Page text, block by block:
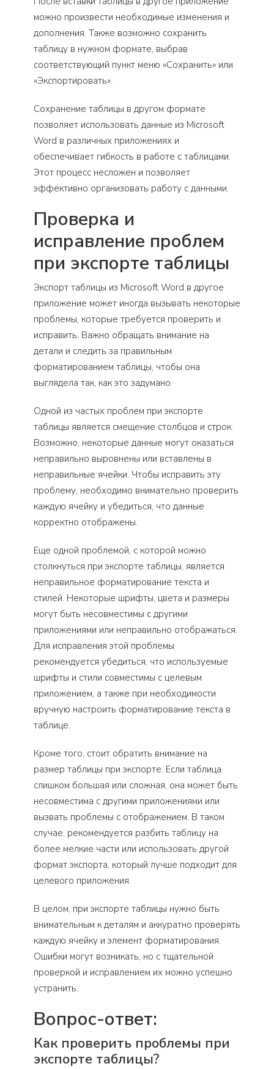
можно произвести необходимые изменения и
дополнения. Также возможно сохранить
таблицу в нужном формате, выбрав
соответствующий пункт меню «Сохранить» или
«Экспортировать».
Сохранение таблицы в другом формате
позволяет использовать данные из Microsoft
Word в различных приложениях и
обеспечивает гибкость в работе с таблицами.
Этот процесс несложен и позволяет
эффективно организовать работу с данными.
Проверка и
исправление проблем
при экспорте таблицы
Экспорт таблицы из Microsoft Word в другое
приложение может иногда вызывать некоторые
проблемы, которые требуется проверить и
исправить. Важно обращать внимание на
детали и следить за правильным
форматированием таблицы, чтобы она
выглядела так, как это задумано.
Одной из частых проблем при экспорте
таблицы является смещение столбцов и строк.
Возможно, некоторые данные могут оказаться
неправильно выровнены или вставлены в
неправильные ячейки. Чтобы исправить эту
проблему, необходимо внимательно проверить
каждую ячейку и убедиться, что данные
корректно отображены.
Еще одной проблемой, с которой можно
столкнуться при экспорте таблицы, является
неправильное форматирование текста и
стилей. Некоторые шрифты, цвета и размеры
могут быть несовместимы с другими
приложениями или неправильно отображаться.
Для исправления этой проблемы
рекомендуется убедиться, что используемые
шрифты и стили совместимы с целевым
приложением, а также при необходимости
вручную настроить форматирование текста в
таблице.
Кроме того, стоит обратить внимание на
размер таблицы при экспорте. Если таблица
слишком большая или сложная, она может быть
несовместима с другими приложениями или
вызвать проблемы с отображением. В таком
случае, рекомендуется разбить таблицу на
более мелкие части или использовать другой
формат экспорта, который лучше подходит для
целевого приложения.
В целом, при экспорте таблицы нужно быть
внимательным к деталям и аккуратно проверять
каждую ячейку и элемент форматирования.
Ошибки могут возникать, но с тщательной
проверкой и исправлением их можно успешно
устранить.
Вопрос-ответ:
Как проверить проблемы при
экспорте таблицы?